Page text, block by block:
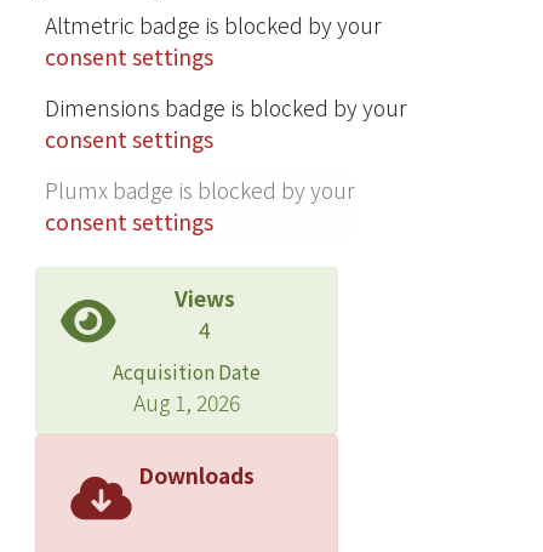
Altmetric badge is blocked by your
consent settings
Dimensions badge is blocked by your
consent settings
Plumx badge is blocked by your
consent settings
Views
4
Acquisition Date
Aug 1, 2026
Downloads